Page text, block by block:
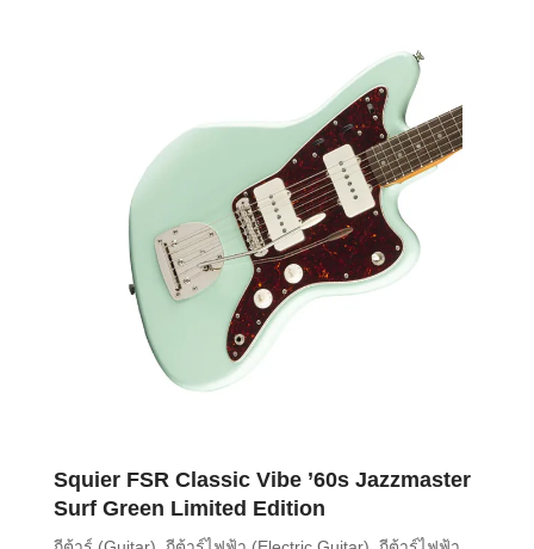
Squier FSR Classic Vibe ’60s Jazzmaster
Surf Green Limited Edition